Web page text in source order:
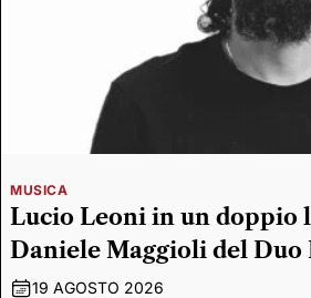
MUSICA
Lucio Leoni in un doppio
Daniele Maggioli del Duo
19 AGOSTO 2026